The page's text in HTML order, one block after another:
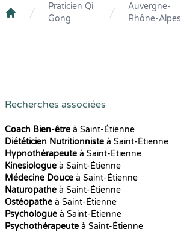
Crenolibre
Praticien Qi
Gong
Auvergne-
Rhône-Alpes
Recherches associées
Coach Bien-être à Saint-Étienne
Diététicien Nutritionniste à Saint-Étienne
Hypnothérapeute à Saint-Étienne
Kinesiologue à Saint-Étienne
Médecine Douce à Saint-Étienne
Naturopathe à Saint-Étienne
Ostéopathe à Saint-Étienne
Psychologue à Saint-Étienne
Psychothérapeute à Saint-Étienne